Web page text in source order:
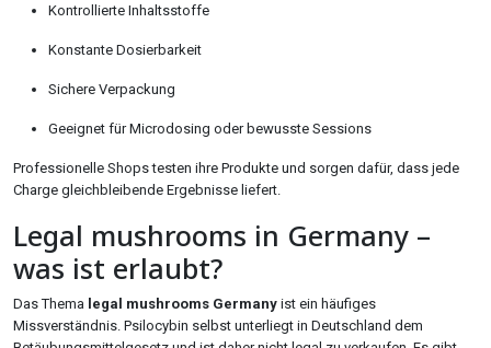
Kontrollierte Inhaltsstoffe
Konstante Dosierbarkeit
Sichere Verpackung
Geeignet für Microdosing oder bewusste Sessions
Professionelle Shops testen ihre Produkte und sorgen dafür, dass jede
Charge gleichbleibende Ergebnisse liefert.
Legal mushrooms in Germany –
was ist erlaubt?
Das Thema legal mushrooms Germany ist ein häufiges
Missverständnis. Psilocybin selbst unterliegt in Deutschland dem